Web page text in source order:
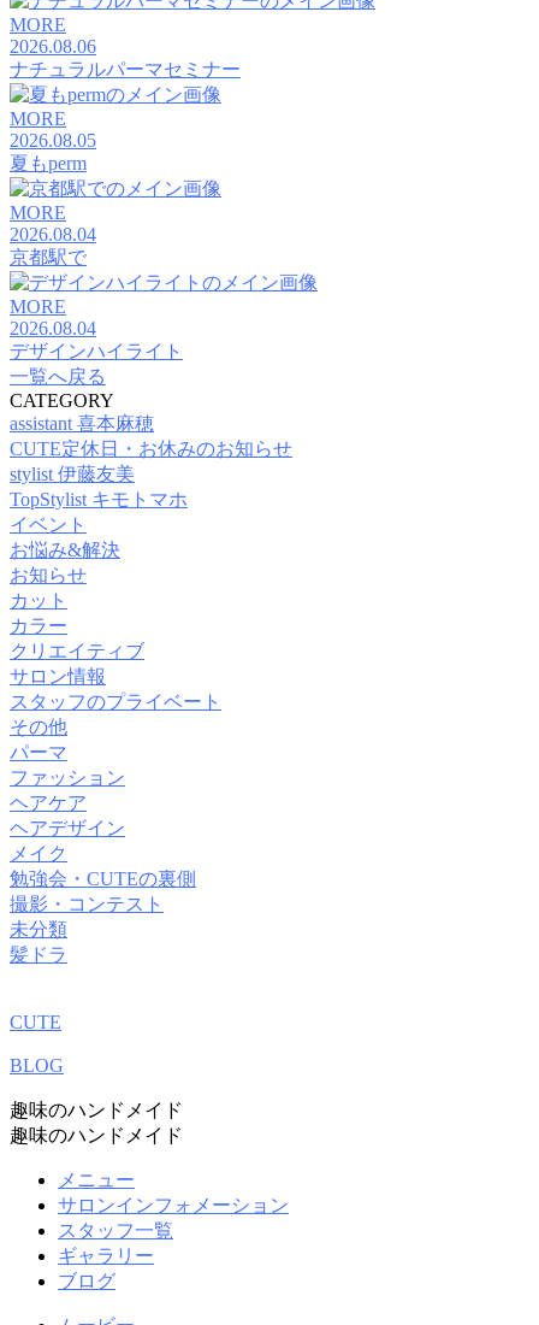
MORE
2026.08.06
ナチュラルパーマセミナー
MORE
2026.08.05
夏もperm
MORE
2026.08.04
京都駅で
MORE
2026.08.04
デザインハイライト
一覧へ戻る
CATEGORY
assistant 喜本麻穂
CUTE定休日・お休みのお知らせ
stylist 伊藤友美
TopStylist キモトマホ
イベント
お悩み&解決
お知らせ
カット
カラー
クリエイティブ
サロン情報
スタッフのプライベート
その他
パーマ
ファッション
ヘアケア
ヘアデザイン
メイク
勉強会・CUTEの裏側
撮影・コンテスト
未分類
髪ドラ
CUTE
BLOG
趣味のハンドメイド
趣味のハンドメイド
メニュー
サロンインフォメーション
スタッフ一覧
ギャラリー
ブログ